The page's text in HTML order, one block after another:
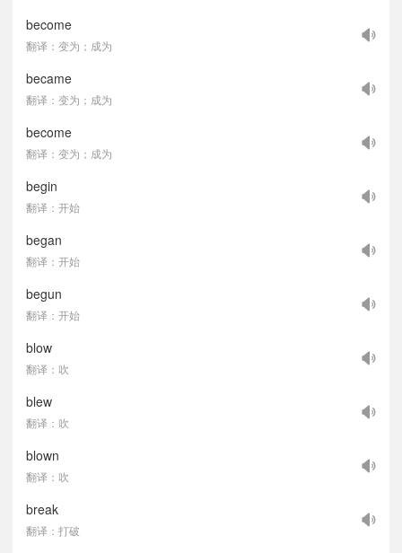
become
翻译：变为；成为
became
翻译：变为；成为
become
翻译：变为；成为
begin
翻译：开始
began
翻译：开始
begun
翻译：开始
blow
翻译：吹
blew
翻译：吹
blown
翻译：吹
break
翻译：打破